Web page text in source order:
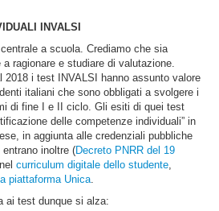
INVALSI
a scuola. Crediamo che sia
ragionare e studiare di valutazione.
2018 i test INVALSI hanno assunto valore
italiani che sono obbligati a svolgere i
di fine I e II ciclo. Gli esiti di quei test
delle competenze individuali” in
in aggiunta alle credenziali pubbliche
inoltre (Decreto PNRR del 19
curriculum digitale dello studente,
piattaforma Unica.
ai test dunque si alza: